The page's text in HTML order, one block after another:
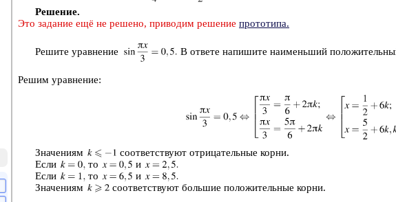
Ре­ше­ние.
Это за­да­ние ещё не ре­ше­но, при­во­дим ре­ше­ние про­то­ти­па.
Ре­ши­те урав­не­ние В от­ве­те на­пи­ши­те наи­мень­ший
Решим урав­не­ние:
Зна­че­ни­ям
со­от­вет­ству­ют от­ри­ца­тель­ные корни.
Если
то
и
Если
то
и
Зна­че­ни­ям
со­от­вет­ству­ют боль­шие по­ло­жи­тель­ные корни.